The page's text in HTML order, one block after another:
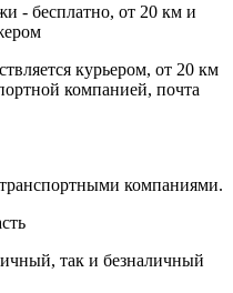
- бесплатно, от 20 км и
курьером, от 20 км
компанией, почта
компаниями.
так и безналичный